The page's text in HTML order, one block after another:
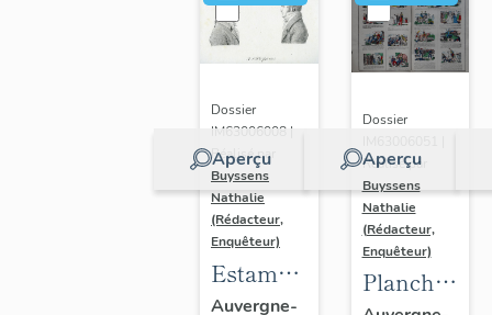
Aperçu
Dossier
IM63006008 |
Réalisé par
Buyssens
Nathalie
(Rédacteur,
Enquêteur)
Estampe
d'Antoine
Auvergne-
Aperçu
Dossier
Réalisé par
Buyssens
Nathalie
(Rédacteur,
Enquêteur)
Planche